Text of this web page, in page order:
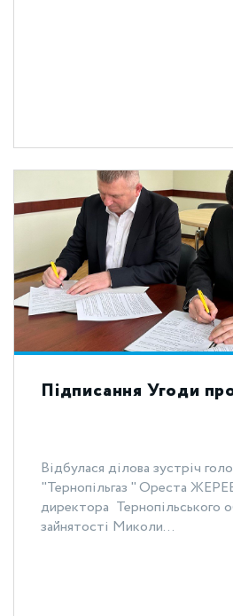
Підписання Угоди
Відбулася ділова зустріч
"Тернопільгаз " Ореста
директора Тернопільського
зайнятості Миколи...